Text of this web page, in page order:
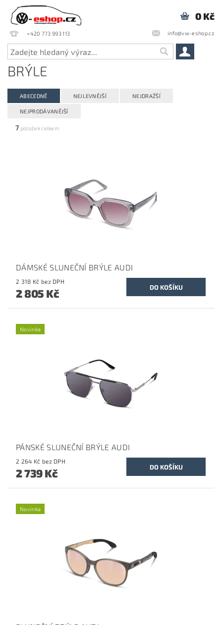
+420 773 993 113 info@vw-eshop.cz
0 Kč
BRÝLE
ABECEDNĚ NEJLEVNĚJŠÍ NEJDRAŽŠÍ
NEJPRODÁVANĚJŠÍ
7 položek celkem
DÁMSKÉ SLUNEČNÍ BRÝLE AUDI
2 318 Kč bez DPH
2 805 Kč
Novinka
PÁNSKÉ SLUNEČNÍ BRÝLE AUDI
2 264 Kč bez DPH
2 739 Kč
Novinka